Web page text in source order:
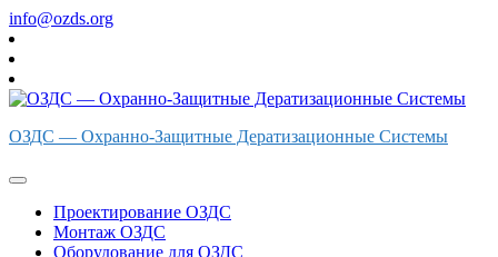
Перейти
к
содержимому
info@ozds.org
ОЗДС — Охранно-Защитные Дератизационные Системы
Проектирование ОЗДС
Монтаж ОЗДС
Оборудование для ОЗДС